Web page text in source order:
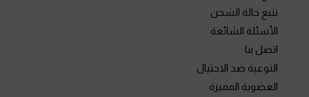
تتبع حالة الشحن
الأسئلة الشائعة
اتصل بنا
التوعية ضد الاحتيال
العضوية المميزة